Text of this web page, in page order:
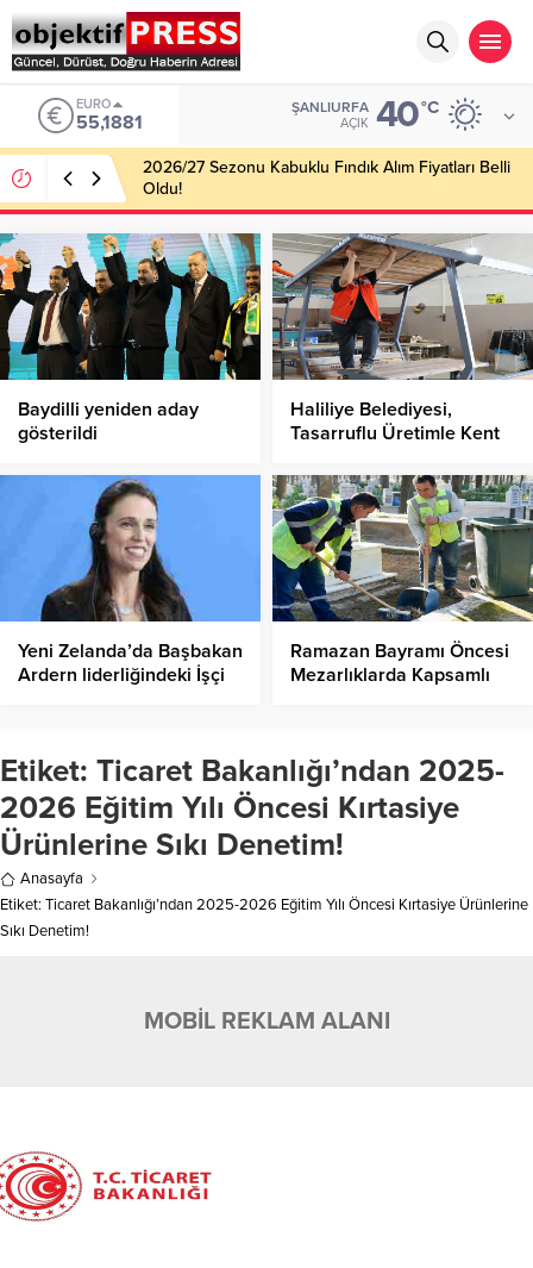
EURO
55,1881
ŞANLIURFA
AÇIK 40°C
2026/27 Sezonu Kabuklu Fındık Alım Fiyatları Belli
Oldu!
Baydilli yeniden aday
gösterildi
Haliliye Belediyesi,
Tasarruflu Üretimle Kent
Yeni Zelanda’da Başbakan
Ardern liderliğindeki İşçi
Ramazan Bayramı Öncesi
Mezarlıklarda Kapsamlı
Etiket: Ticaret Bakanlığı’ndan 2025-
2026 Eğitim Yılı Öncesi Kırtasiye
Ürünlerine Sıkı Denetim!
Anasayfa
Etiket: Ticaret Bakanlığı’ndan 2025-2026 Eğitim Yılı Öncesi Kırtasiye Ürünlerine
Sıkı Denetim!
MOBİL REKLAM ALANI